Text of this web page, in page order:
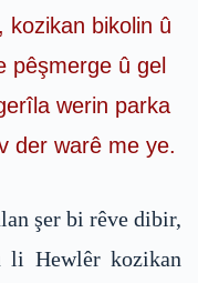
kozikan bikolin û
pêşmerge û gel
werin parka
der warê me ye.
şer bi rêve dibir,
li Hewlêr kozikan